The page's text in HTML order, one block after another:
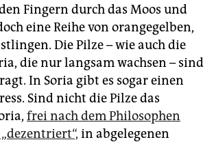
Fingern durch das Moos und
eine Reihe von orangegelben,
Die Pilze – wie auch die
die nur langsam wachsen – sind
In Soria gibt es sogar einen
Sind nicht die Pilze das
frei nach dem Philosophen
in abgelegenen